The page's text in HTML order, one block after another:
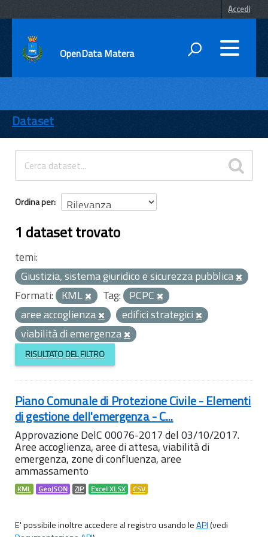
Accedi
OpenData Matera
ENTI
TEMI
INFORMAZIONI
Dataset
Ordina per
1 dataset trovato
temi:
Giustizia, sistema giuridico e sicurezza pubblica
Formati: KML Tag: PCPC
aree accoglienza
edifici strategici
viabilità di emergenza
RISULTATO DEL FILTRO
Piano Comunale di Protezione Civile - Elementi
di gestione dell'emergenza - C...
Approvazione DelC 00076-2017 del 03/10/2017.
Aree accoglienza, aree di attesa, viabilità di
emergenza, zone di confluenza, aree
ammassamento
KML GeoJSON ZIP Excel XLSX CSV
E' possibile inoltre accedere al registro usando leAPI(vedi